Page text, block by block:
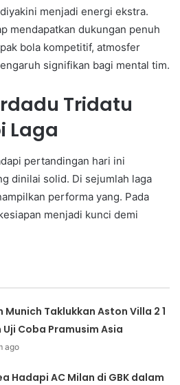
menjadi energi ekstra.
mendapatkan dukungan penuh
bola kompetitif, atmosfer
signifikan bagi mental tim.
Tridatu
Laga
pertandingan hari ini
dinilai solid. Di sejumlah laga
performa yang. Pada
menjadi kunci demi
Munich Taklukkan Aston Villa 2 1
Coba Pramusim Asia
ago
Hadapi AC Milan di GBK dalam